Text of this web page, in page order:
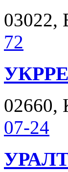
03022,
72
02660,
07-24